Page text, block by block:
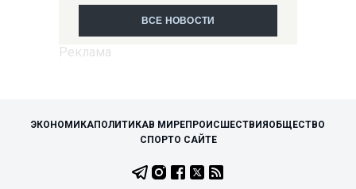
ВСЕ НОВОСТИ
ЭКОНОМИКАПОЛИТИКАВ МИРЕПРОИСШЕСТВИЯ ОБЩЕСТВО
СПОРТО САЙТЕ